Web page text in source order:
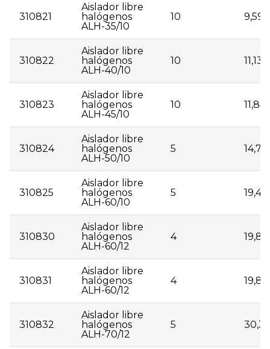
310821
Aislador libre
halógenos
ALH-35/10
10 9,59
310822
Aislador libre
halógenos
ALH-40/10
10 11,13
310823
Aislador libre
halógenos
ALH-45/10
10 11,84
310824
Aislador libre
halógenos
ALH-50/10
5 14,74
310825
Aislador libre
halógenos
ALH-60/10
5 19,45
310830
Aislador libre
halógenos
ALH-60/12
4 19,83
310831
Aislador libre
halógenos
ALH-60/12
4 19,82
310832
Aislador libre
halógenos
ALH-70/12
5 30,33